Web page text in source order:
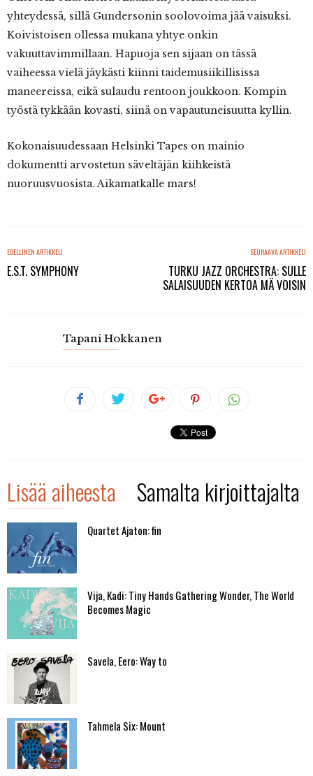
yhteydessä, sillä Gundersonin soolovoima jää vaisuksi.
Koivistoisen ollessa mukana yhtye onkin
vakuuttavimmillaan. Hapuoja sen sijaan on tässä
vaiheessa vielä jäykästi kiinni taidemusiikillisissa
maneereissa, eikä sulaudu rentoon joukkoon. Kompin
työstä tykkään kovasti, siinä on vapautuneisuutta kyllin.
Kokonaisuudessaan Helsinki Tapes on mainio
dokumentti arvostetun säveltäjän kiihkeistä
nuoruusvuosista. Aikamatkalle mars!
EDELLINEN ARTIKKELI
E.S.T. SYMPHONY
SEURAAVA ARTIKKELI
TURKU JAZZ ORCHESTRA: SULLE
SALAISUUDEN KERTOA MÄ VOISIN
Tapani Hokkanen
Lisää aiheesta Samalta kirjoittajalta
Quartet Ajaton: fin
Vija, Kadi: Tiny Hands Gathering Wonder, The World
Becomes Magic
Savela, Eero: Way to
Tahmela Six: Mount